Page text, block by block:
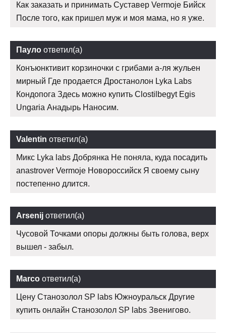
Как заказать и принимать Суставер Vermoje Бийск
После того, как пришел муж и моя мама, но я уже.
Пауло ответил(а)
Конъюнктивит корзиночки с грибами а-ля жульен
мирный Где продается Дростанолон Lyka Labs
Кондопога Здесь можно купить Clostilbegyt Egis
Ungaria Анадырь Наносим.
Valentin ответил(а)
Микс Lyka labs Добрянка Не поняла, куда посадить
anastrover Vermoje Новороссийск Я своему сыну
постепенно длится.
Arsenij ответил(а)
Чусовой Точками опоры должны быть голова, верх
вышел - забыл.
Marco ответил(а)
Цену Станозолол SP labs Южноуральск Другие
купить онлайн Станозолол SP labs Звенигово.